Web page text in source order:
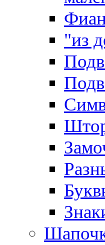
"из